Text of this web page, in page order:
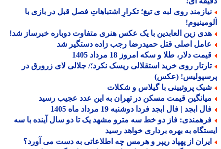
روی لبه ی تیغ؛ تکرارِ اشتباهاتِ فصل قبل در بازی با
زین العابدین با یک عکس هنری متفاوت دوباره خبرساز شد!
اصلی قتل حمیدرضا رجب زاده دستگیر شد
دلار، طلا و سکه امروز 18 مرداد 1405
روی خرید استقلالی ریسک نکرد؛/ جلالی لای زرورق در
(عکس)
پروتیینی با گیلاس و شکلات
قیمت مسکن در تهران به این عدد عجیب رسید
ابجد | فال ابجد فردا دوشنبه 19 مرداد ماه 1405
فاز دو خط سه مترو مشهد یک تا دو سال آینده با سه
به بهره برداری خواهد رسید
از پهپاد ریپر و هرمس چه اطلاعاتی به دست می آورد؟